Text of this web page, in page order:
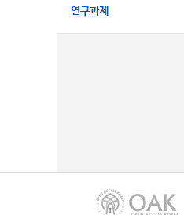
연구과제